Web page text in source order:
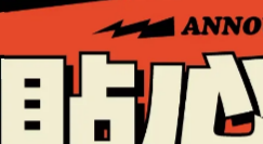
便。
風效果更佳。
片，通過歐洲ECE安全認